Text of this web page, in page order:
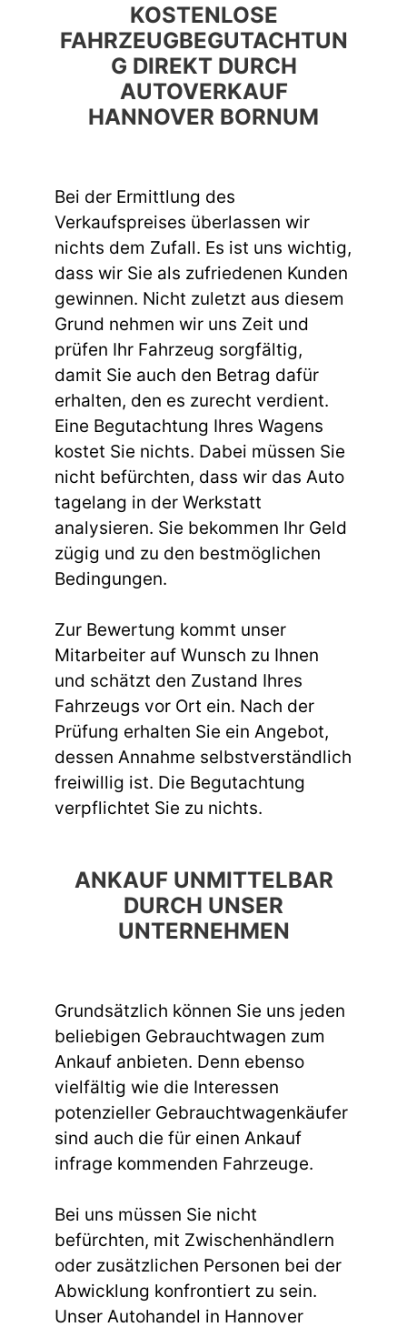
KOSTENLOSE
FAHRZEUGBEGUTACHTUN
G DIREKT DURCH
AUTOVERKAUF
HANNOVER BORNUM
Bei der Ermittlung des
Verkaufspreises überlassen wir
nichts dem Zufall. Es ist uns wichtig,
dass wir Sie als zufriedenen Kunden
gewinnen. Nicht zuletzt aus diesem
Grund nehmen wir uns Zeit und
prüfen Ihr Fahrzeug sorgfältig,
damit Sie auch den Betrag dafür
erhalten, den es zurecht verdient.
Eine Begutachtung Ihres Wagens
kostet Sie nichts. Dabei müssen Sie
nicht befürchten, dass wir das Auto
tagelang in der Werkstatt
analysieren. Sie bekommen Ihr Geld
zügig und zu den bestmöglichen
Bedingungen.
Zur Bewertung kommt unser
Mitarbeiter auf Wunsch zu Ihnen
und schätzt den Zustand Ihres
Fahrzeugs vor Ort ein. Nach der
Prüfung erhalten Sie ein Angebot,
dessen Annahme selbstverständlich
freiwillig ist. Die Begutachtung
verpflichtet Sie zu nichts.
ANKAUF UNMITTELBAR
DURCH UNSER
UNTERNEHMEN
Grundsätzlich können Sie uns jeden
beliebigen Gebrauchtwagen zum
Ankauf anbieten. Denn ebenso
vielfältig wie die Interessen
potenzieller Gebrauchtwagenkäufer
sind auch die für einen Ankauf
infrage kommenden Fahrzeuge.
Bei uns müssen Sie nicht
befürchten, mit Zwischenhändlern
oder zusätzlichen Personen bei der
Abwicklung konfrontiert zu sein.
Unser Autohandel in Hannover